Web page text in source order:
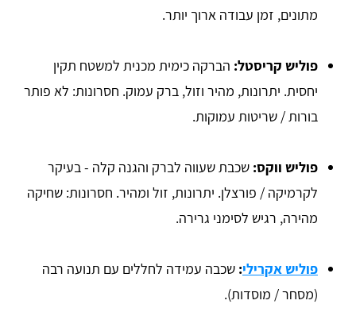
מתונים, זמן עבודה ארוך יותר.
פוליש קריסטל: הברקה כימית מכנית למשטח תקין
יחסית. יתרונות, מהיר וזול, ברק עמוק. חסרונות: לא פותר
בורות / שריטות עמוקות.
פוליש ווקס: שכבת שעווה לברק והגנה קלה - בעיקר
לקרמיקה / פורצלן. יתרונות, זול ומהיר. חסרונות: שחיקה
מהירה, רגיש לסימני גרירה.
פוליש אקרילי: שכבה עמידה לחללים עם תנועה רבה
(מסחר / מוסדות).